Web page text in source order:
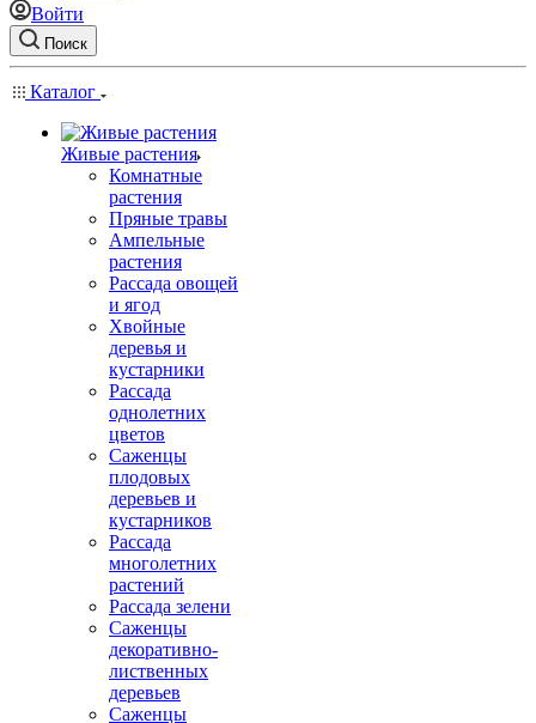
Войти
Поиск
Каталог
Живые растения
Комнатные
растения
Пряные травы
Ампельные
растения
Рассада овощей
и ягод
Хвойные
деревья и
кустарники
Рассада
однолетних
цветов
Саженцы
плодовых
деревьев и
кустарников
Рассада
многолетних
растений
Рассада зелени
Саженцы
декоративно-
лиственных
деревьев
Саженцы